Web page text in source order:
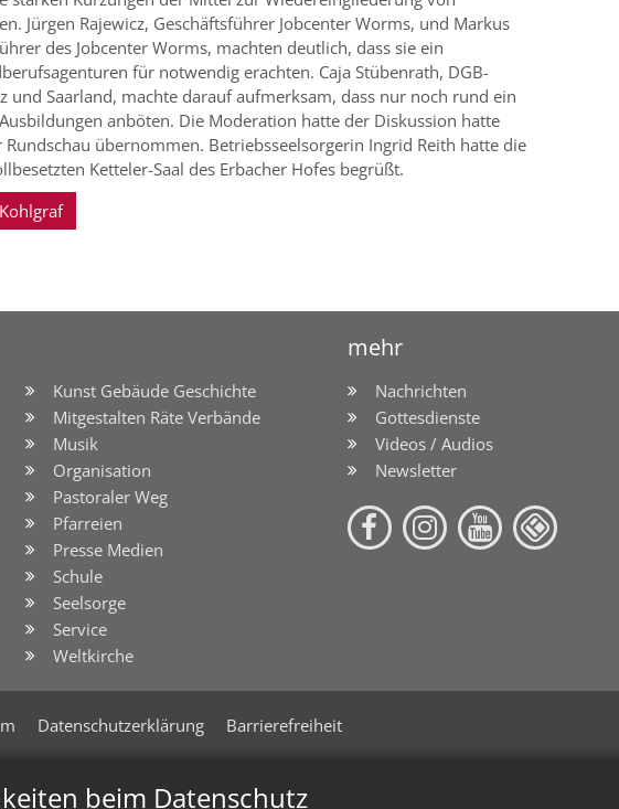
beim Datenschutz
Jürgen Rajewicz, Geschäftsführer Jobcenter Worms, und Markus
des Jobcenter Worms, machten deutlich, dass sie ein
für notwendig erachten. Caja Stübenrath, DGB-
und Saarland, machte darauf aufmerksam, dass nur noch rund ein
anböten. Die Moderation hatte der Diskussion hatte
übernommen. Betriebsseelsorgerin Ingrid Reith hatte die
Ketteler-Saal des Erbacher Hofes begrüßt.
mehr
Kunst Gebäude Geschichte
Mitgestalten Räte Verbände
Musik
Organisation
Pastoraler Weg
Pfarreien
Presse Medien
Schule
Seelsorge
Service
Weltkirche
Nachrichten
Gottesdienste
Videos / Audios
Newsletter
Datenschutzerklärung Barrierefreiheit